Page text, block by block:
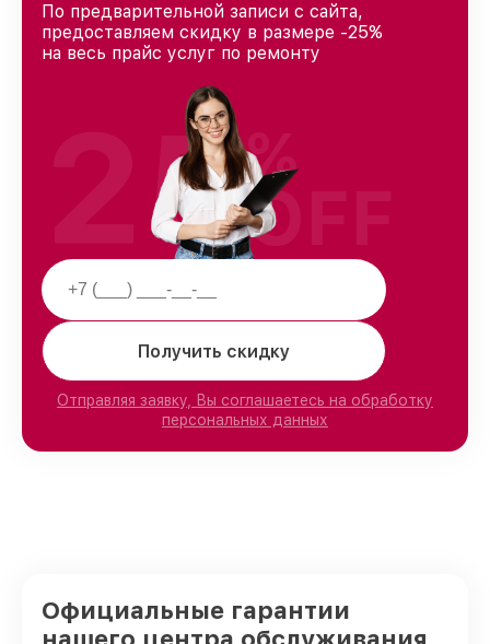
По предварительной записи с сайта,
предоставляем скидку в размере -25%
на весь прайс услуг по ремонту
Получить скидку
Отправляя заявку, Вы соглашаетесь на обработку
персональных данных
25%
OFF
Официальные гарантии